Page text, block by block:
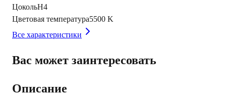
ЦокольH4
Цветовая температура5500 K
Все характеристики
Вас может заинтересовать
Описание